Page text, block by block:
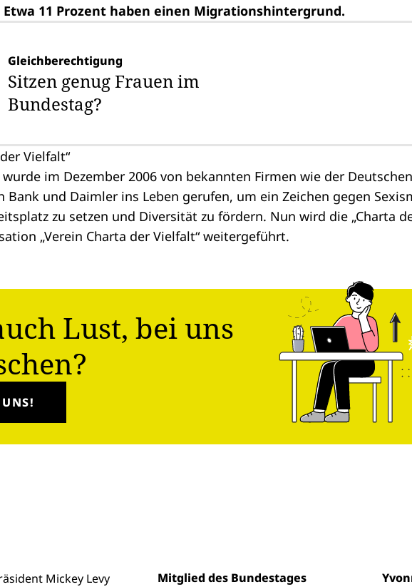
Etwa 11 Prozent haben einen Migrationshintergrund.
Gleichberechtigung
Sitzen genug Frauen im
Bundestag?
Vielfalt“
wurde im Dezember 2006 von bekannten Firmen wie der Deutschen
Bank und Daimler ins Leben gerufen, um ein Zeichen gegen
zu setzen und Diversität zu fördern. Nun wird die „Charta
„Verein Charta der Vielfalt“ weitergeführt.
Lust, bei uns
Mitglied des Bundestages